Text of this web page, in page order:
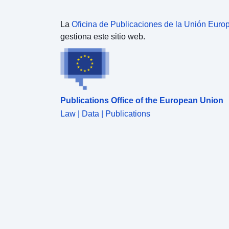
La Oficina de Publicaciones de la Unión
gestiona este sitio web.
Publications Office of the European Union
Law | Data | Publications